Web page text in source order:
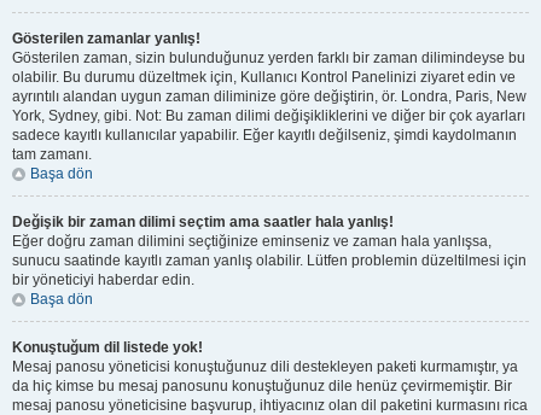
Gösterilen zamanlar yanlış!
Gösterilen zaman, sizin bulunduğunuz yerden farklı bir zaman dilimindeyse bu
olabilir. Bu durumu düzeltmek için, Kullanıcı Kontrol Panelinizi ziyaret edin ve
ayrıntılı alandan uygun zaman diliminize göre değiştirin, ör. Londra, Paris, New
York, Sydney, gibi. Not: Bu zaman dilimi değişikliklerini ve diğer bir çok ayarları
sadece kayıtlı kullanıcılar yapabilir. Eğer kayıtlı değilseniz, şimdi kaydolmanın
tam zamanı.
Başa dön
Değişik bir zaman dilimi seçtim ama saatler hala yanlış!
Eğer doğru zaman dilimini seçtiğinize eminseniz ve zaman hala yanlışsa,
sunucu saatinde kayıtlı zaman yanlış olabilir. Lütfen problemin düzeltilmesi için
bir yöneticiyi haberdar edin.
Başa dön
Konuştuğum dil listede yok!
Mesaj panosu yöneticisi konuştuğunuz dili destekleyen paketi kurmamıştır, ya
da hiç kimse bu mesaj panosunu konuştuğunuz dile henüz çevirmemiştir. Bir
mesaj panosu yöneticisine başvurup, ihtiyacınız olan dil paketini kurmasını rica